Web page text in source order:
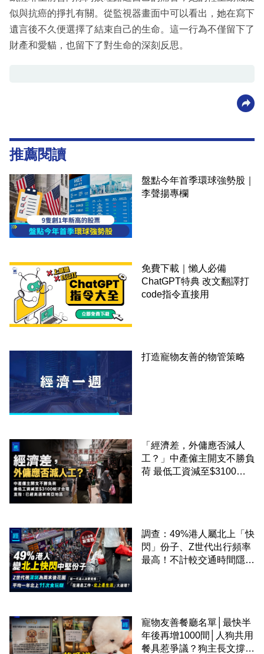
似與抗癌的掙扎有關。從監視器畫面中可以看出，她在寫下
遺言後不久便選擇了結束自己的生命。這一行為不僅留下了
財產和愛貓，也留下了對生命的深刻反思。
推薦閱讀
盤點今年首季環球強勢股｜
李聲揚專欄
免費下載｜懶人必備
ChatGPT特典 改文翻譯打
code指令直接用
打造寵物友善的物管策略
「經濟差，外傭應否減人
工？」中產僱主開支不勝負
荷 最低工資減至$3100蚊
調查：49%港人屬北上「快
閃」份子、Z世代出行頻率
最高！不計較交通時間隱形
寵物友善餐廳名單│最快半
年後再增1000間│人狗共用
餐具惹爭議？狗主長文撐